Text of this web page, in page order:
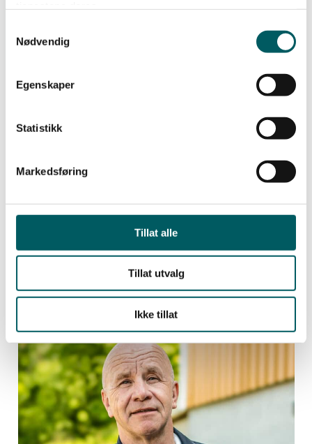
Nødvendig
Egenskaper
Statistikk
Markedsføring
Tillat alle
Tillat utvalg
Ikke tillat